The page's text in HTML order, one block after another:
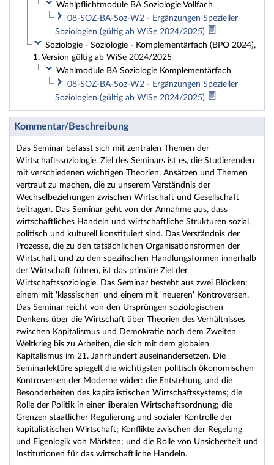
Wahlpflichtmodule BA Soziologie Vollfach
08-SOZ-BA-Soz-W2 - Ergänzungen Spezieller
Soziologien (gültig ab WiSe 2024/2025)
Soziologie - Soziologie - Komplementärfach (BPO 2024),
1. Version gültig ab WiSe 2024/2025
Wahlmodule BA Soziologie Komplementärfach
08-SOZ-BA-Soz-W2 - Ergänzungen Spezieller
Soziologien (gültig ab WiSe 2024/2025)
Kommentar/Beschreibung
Das Seminar befasst sich mit zentralen Themen der
Wirtschaftssoziologie. Ziel des Seminars ist es, die Studierenden
mit verschiedenen wichtigen Theorien, Ansätzen und Themen
vertraut zu machen, die zu unserem Verständnis der
Wechselbeziehungen zwischen Wirtschaft und Gesellschaft
beitragen. Das Seminar geht von der Annahme aus, dass
wirtschaftliches Handeln und wirtschaftliche Strukturen sozial,
politisch und kulturell konstituiert sind. Das Verständnis der
Prozesse, die zu den tatsächlichen Organisationsformen der
Wirtschaft und zu den spezifischen Handlungsformen innerhalb
der Wirtschaft führen, ist das primäre Ziel der
Wirtschaftssoziologie. Das Seminar besteht aus zwei Blöcken:
einem mit 'klassischen' und einem mit 'neueren' Kontroversen.
Das Seminar reicht von den Ursprüngen soziologischen
Denkens über die Wirtschaft über Theorien des Verhältnisses
zwischen Kapitalismus und Demokratie nach dem Zweiten
Weltkrieg bis zu Arbeiten, die sich mit dem globalen
Kapitalismus im 21. Jahrhundert auseinandersetzen. Die
Seminarlektüre spiegelt die wichtigsten politisch ökonomischen
Kontroversen der Moderne wider: die Entstehung und die
Besonderheiten des kapitalistischen Wirtschaftssystems; die
Rolle der Politik in einer liberalen Wirtschaftsordnung; die
Grenzen staatlicher Regulierung und sozialer Kontrolle der
kapitalistischen Wirtschaft; Konflikte zwischen der Regelung
und Eigenlogik von Märkten; und die Rolle von Unsicherheit und
Institutionen für das wirtschaftliche Handeln.